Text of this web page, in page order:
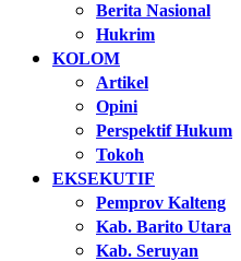
Berita Nasional
Hukrim
KOLOM
Artikel
Opini
Perspektif Hukum
Tokoh
EKSEKUTIF
Pemprov Kalteng
Kab. Barito Utara
Kab. Seruyan